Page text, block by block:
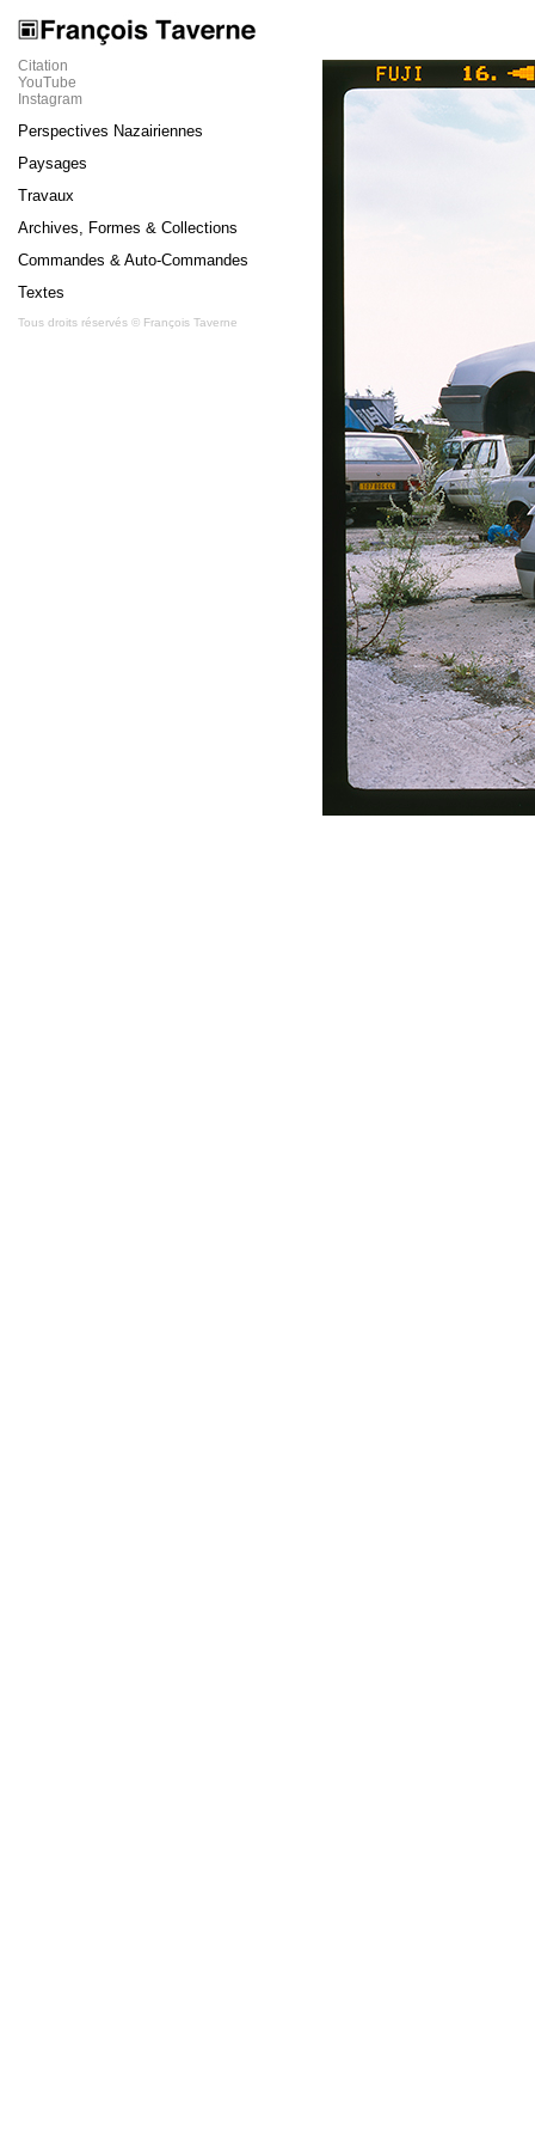
Citation
YouTube
Instagram
Perspectives Nazairiennes
Paysages
Travaux
Archives, Formes & Collections
Commandes & Auto-Commandes
Textes
Tous droits réservés © François Taverne